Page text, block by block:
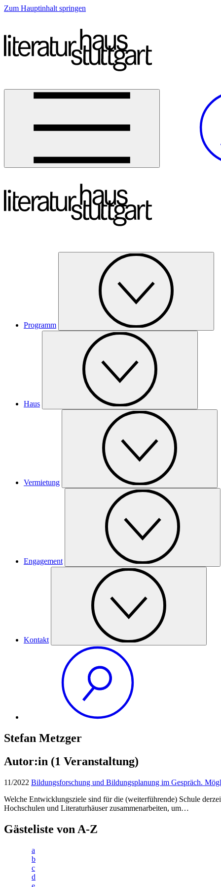
Zum Hauptinhalt springen
Programm
Haus
Vermietung
Engagement
Kontakt
Stefan Metzger
Autor:in (1 Veranstaltung)
11/2022 Bildungsforschung und Bildungsplanung im Gespräch.
Welche Entwicklungsziele sind für die (weiterführende) Schule
Hochschulen und Literaturhäuser zusammenarbeiten, um…
Gästeliste von A-Z
a
b
c
d